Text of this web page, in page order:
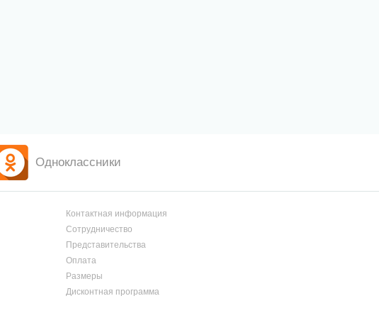
Одноклассники
Контактная информация
Сотрудничество
Представительства
Оплата
Размеры
Дисконтная программа